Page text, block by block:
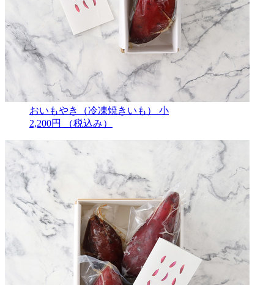
おいもやき（冷凍焼きいも） 小
2,200円
（税込み）